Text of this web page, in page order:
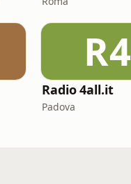
R4
Radio 4all.it
Padova